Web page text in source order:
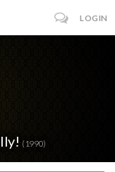
LOGIN
(1990)